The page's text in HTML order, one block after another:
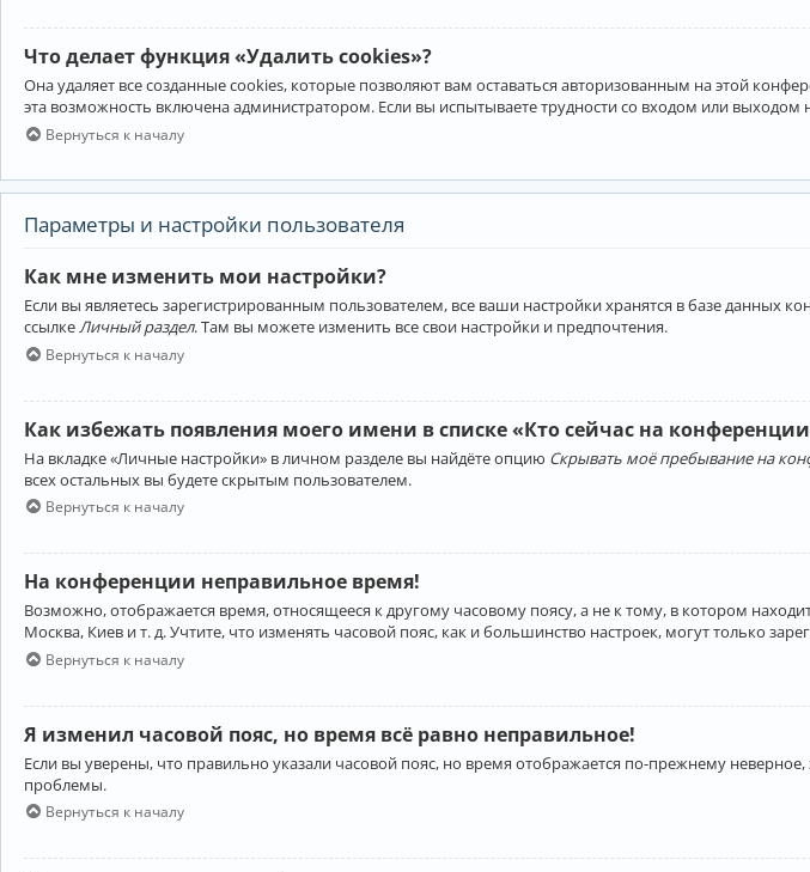
Что делает функция «Удалить cookies»?
Она удаляет все созданные cookies, которые позволяют вам оставаться авторизованным на этой
эта возможность включена администратором. Если вы испытываете трудности со входом или
Вернуться к началу
Параметры и настройки пользователя
Как мне изменить мои настройки?
Если вы являетесь зарегистрированным пользователем, все ваши настройки хранятся в базе
ссылкеЛичный раздел. Там вы можете изменить все свои настройки и предпочтения.
Вернуться к началу
Как избежать появления моего имени в списке «Кто сейчас на
На вкладке «Личные настройки» в личном разделе вы найдёте опцию Скрывать моё пребывание на
всех остальных вы будете скрытым пользователем.
Вернуться к началу
На конференции неправильное время!
Возможно, отображается время, относящееся к другому часовому поясу, а не к тому, в котором
Москва, Киев и т. д. Учтите, что изменять часовой пояс, как и большинство настроек, могут только
Вернуться к началу
Я изменил часовой пояс, но время всё равно неправильное!
Если вы уверены, что правильно указали часовой пояс, но время отображается по-прежнему
проблемы.
Вернуться к началу